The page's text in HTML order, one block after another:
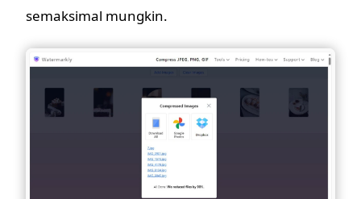
semaksimal mungkin.